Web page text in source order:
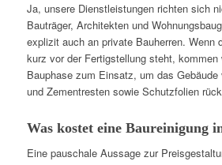
Ja, unsere Dienstleistungen richten sich
Bauträger, Architekten und
explizit auch an private Bauherren. Wenn
kurz vor der Fertigstellung steht, kommen
Bauphase zum Einsatz, um das
und Zementresten sowie Schutzfolien
Was kostet eine Baureinigung
Eine pauschale Aussage zur